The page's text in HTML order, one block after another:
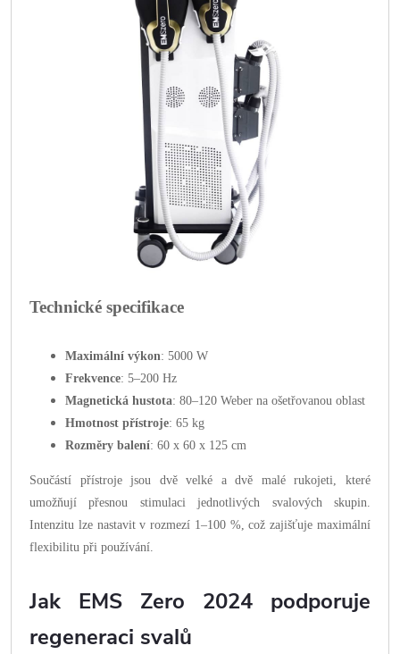
Technické specifikace
Maximální výkon: 5000 W
Frekvence: 5–200 Hz
Magnetická hustota: 80–120 Weber na ošetřovanou oblast
Hmotnost přístroje: 65 kg
Rozměry balení: 60 x 60 x 125 cm
Součástí přístroje jsou dvě velké a dvě malé rukojeti, které
umožňují přesnou stimulaci jednotlivých svalových skupin.
Intenzitu lze nastavit v rozmezí 1–100 %, což zajišťuje maximální
flexibilitu při používání.
Jak EMS Zero 2024 podporuje
regeneraci svalů